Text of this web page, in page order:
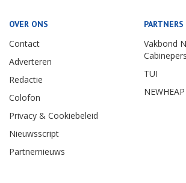
OVER ONS
Contact
Adverteren
Redactie
Colofon
Privacy & Cookiebeleid
Nieuwsscript
Partnernieuws
PARTNERS
Vakbond
TUI
NEWHEAP